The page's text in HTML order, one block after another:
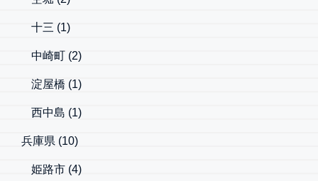
十三 (1)
中崎町 (2)
淀屋橋 (1)
西中島 (1)
兵庫県 (10)
姫路市 (4)